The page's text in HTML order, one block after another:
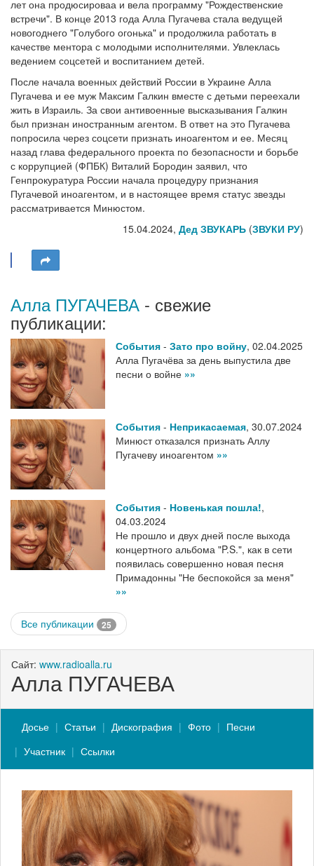
лет она продюсироваа и вела программу "Рождественские
встречи". В конце 2013 года Алла Пугачева стала ведущей
новогоднего "Голубого огонька" и продолжила работать в
качестве ментора с молодыми исполнителями. Увлеклась
ведением соцсетей и воспитанием детей.
После начала военных действий России в Украине Алла
Пугачева и ее муж Максим Галкин вместе с детьми переехали
жить в Израиль. За свои антивоенные высказывания Галкин
был признан иностранным агентом. В ответ на это Пугачева
попросила через соцсети признать иноагентом и ее. Месяц
назад глава федерального проекта по безопасности и борьбе
с коррупцией (ФПБК) Виталий Бородин заявил, что
Генпрокуратура России начала процедуру признания
Пугачевой иноагентом, и в настоящее время статус звезды
рассматривается Минюстом.
15.04.2024, Дед ЗВУКАРЬ (ЗВУКИ РУ)
Алла ПУГАЧЕВА - свежие
публикации:
События - Зато про войну, 02.04.2025
Алла Пугачёва за день выпустила две
песни о войне »»
События - Неприкасаемая, 30.07.2024
Минюст отказался признать Аллу
Пугачеву иноагентом »»
События - Новенькая пошла!,
04.03.2024
Не прошло и двух дней после выхода
концертного альбома "P.S.", как в сети
появилась совершенно новая песня
Примадонны "Не беспокойся за меня"
»»
Все публикации 25
Сайт: www.radioalla.ru
Алла ПУГАЧЕВА
Досье Статьи Дискография Фото
Песни
Участник
Ссылки